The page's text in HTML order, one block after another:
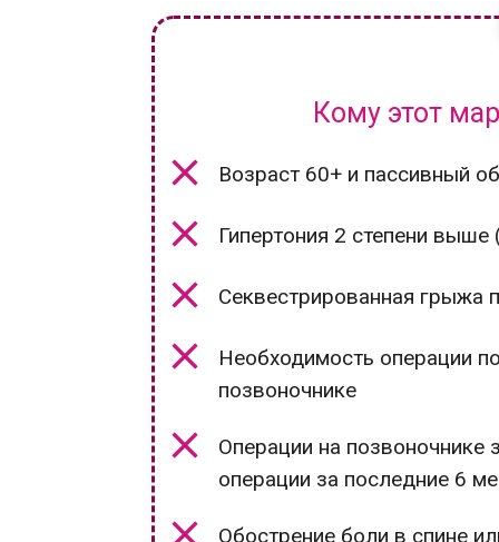
Кому этот
Возраст 60+ и пассивный
Гипертония 2 степени
Секвестрированная грыжа
Необходимость операции
позвоночнике
Операции на позвоночнике
операции за последние 6
Обострение боли в спине